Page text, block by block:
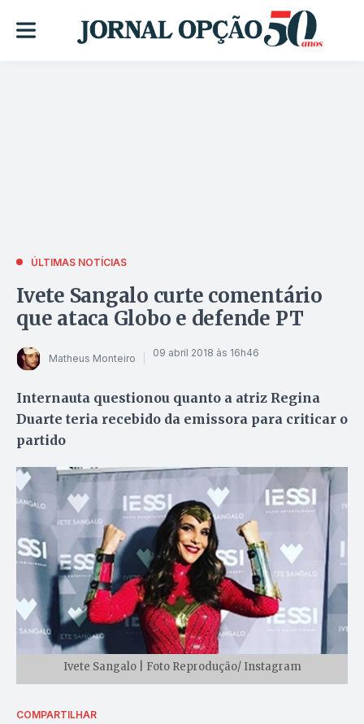
ÚLTIMAS NOTÍCIAS
Ivete Sangalo curte comentário
que ataca Globo e defende PT
Matheus Monteiro 09 abril 2018 às 16h46
Internauta questionou quanto a atriz Regina
Duarte teria recebido da emissora para criticar o
partido
Ivete Sangalo | Foto Reprodução/ Instagram
COMPARTILHAR